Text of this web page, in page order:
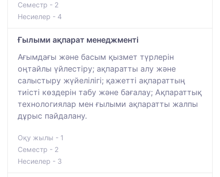
Семестр - 2
Несиелер - 4
Ғылыми ақпарат менеджменті
Ағымдағы және басым қызмет түрлерін
оңтайлы үйлестіру; ақпаратты алу және
салыстыру жүйелілігі; қажетті ақпараттың
тиісті көздерін табу және бағалау; Ақпараттық
технологиялар мен ғылыми ақпаратты жалпы
дұрыс пайдалану.
Оқу жылы - 1
Семестр - 2
Несиелер - 3